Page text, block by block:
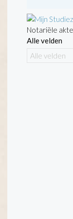
Notariële
Alle velden